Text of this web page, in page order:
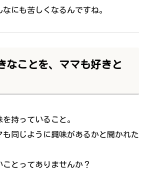
にも苦しくなるんですね。
なことを、ママも好きと
持っていること。
も同じように興味があるかと聞かれた
とってありませんか？